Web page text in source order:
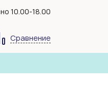
10.00-18.00
Сравнение